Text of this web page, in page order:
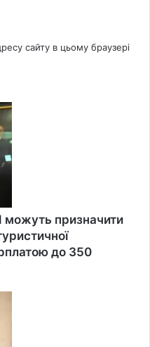
сайту в цьому браузері
можуть призначити
до 350